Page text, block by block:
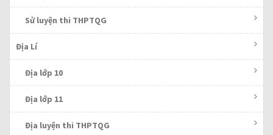
Sử luyện thi THPTQG
Địa Lí
Địa lớp 10
Địa lớp 11
Địa luyện thi THPTQG